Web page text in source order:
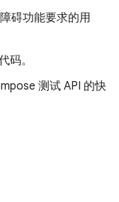
碍功能要求的用
码。
测试 API 的快